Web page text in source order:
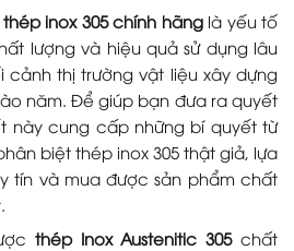
inox 305 chính hãnglà yếu tố
lượng và hiệu quả sử dụng lâu
thị trường vật liệu xây dựng
năm. Để giúp bạn đưa ra quyết
này cung cấp những bí quyết từ
biệt thép inox 305 thật giả, lựa
tín và mua được sản phẩm chất
thép Inox Austenitic 305chất